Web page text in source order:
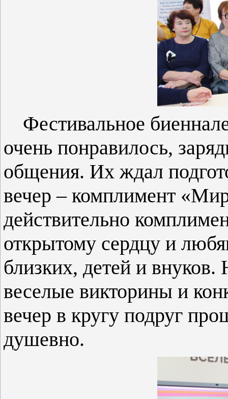
Фестивальное
очень понравилось,
общения. Их ждал
вечер – комплимент
действительно
открытому сердцу и
близких, детей и
веселые викторины и
вечер в кругу подруг
душевно.